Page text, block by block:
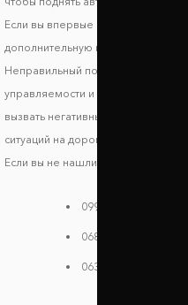
Если вы впервые выбираете
дополнительную консультацию,
Неправильный подбор проставок
управляемости и стабильности
вызвать негативные последствия
ситуаций на дороге.
Если вы не нашли своей модели в
099 784 38 08
068 182 48 40
063 396 33 26